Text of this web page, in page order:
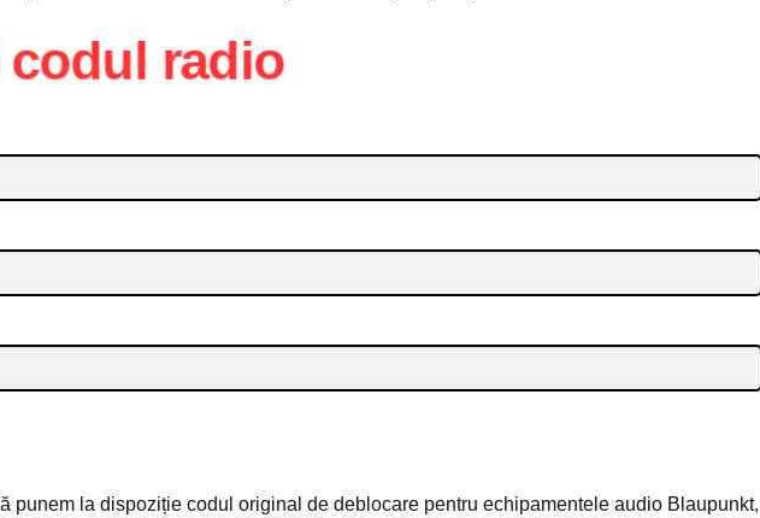
codul radio
punem la dispoziție codul original de deblocare pentru echipamentele audio Blaupunkt,